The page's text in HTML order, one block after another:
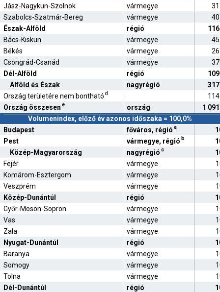
Jász-Nagykun-Szolnok
vármegye
Szabolcs-Szatmár-Bereg
vármegye
Észak-Alföld
régió
Bács-Kiskun
vármegye
Békés
vármegye
Csongrád-Csanád
vármegye
Dél-Alföld
régió
Alföld és Észak
nagyrégió
Ország területére nem bontható d
Ország összesen e ország
1
Volumenindex, előző év azonos időszaka = 100,0%
Budapest
főváros, régió a
Pest
vármegye, régió b
Közép-Magyarország
nagyrégió c
Fejér
vármegye
Komárom-Esztergom
vármegye
Veszprém
vármegye
Közép-Dunántúl
régió
Győr-Moson-Sopron
vármegye
Vas
vármegye
Zala
vármegye
Nyugat-Dunántúl
régió
Baranya
vármegye
Somogy
vármegye
Tolna
vármegye
Dél-Dunántúl
régió